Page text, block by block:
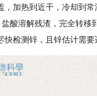
加热到近干，冷却到
酸溶解残渣，完全转
检测锌，且锌估计需